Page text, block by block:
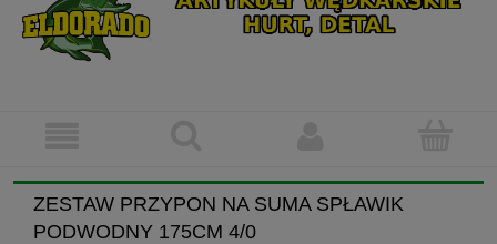
ZESTAW PRZYPON NA SUMA SPŁAWIK
PODWODNY 175CM 4/0